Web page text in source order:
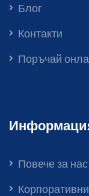
Блог
Контакти
Поръчай
Повече за нас